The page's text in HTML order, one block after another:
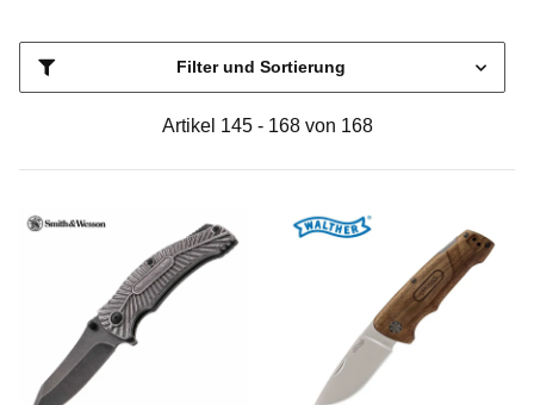
Filter und Sortierung
Artikel 145 - 168 von 168